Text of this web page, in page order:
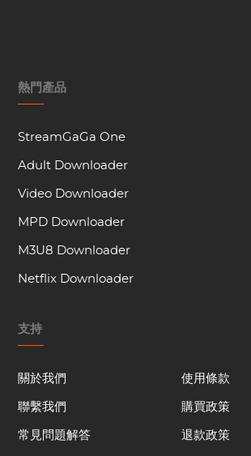
熱門產品
StreamGaGa One
Adult Downloader
Video Downloader
MPD Downloader
M3U8 Downloader
Netflix Downloader
支持
關於我們
聯繫我們
常見問題解答
使用條款
購買政策
退款政策